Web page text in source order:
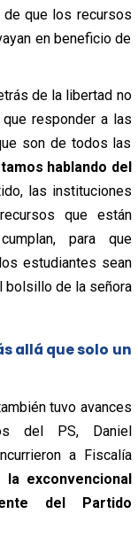
que los recursos
en beneficio de
de la libertad no
responder a las
son de todos las
hablando del
las instituciones
que están
para que
estudiantes sean
bolsillo de la señora
allá que solo un
tuvo avances
del PS, Daniel
a Fiscalía
exconvencional
del Partido